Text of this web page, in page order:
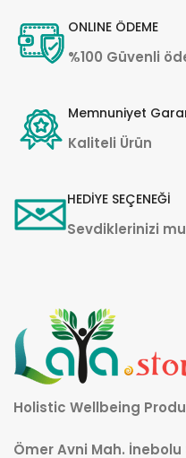
ONLINE ÖDEME
%100 Güvenli
Memnuniyet
Kaliteli Ürün
HEDİYE SEÇENEĞİ
Sevdiklerinizi
Holistic Wellbeing
Ömer Avni Mah.